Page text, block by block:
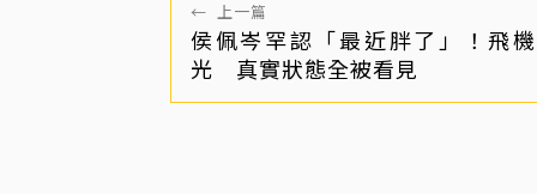
← 上一篇
侯佩岑罕認「最近胖了」！飛
光 真實狀態全被看見